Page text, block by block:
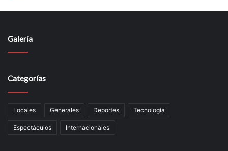
Galería
Categorías
Locales Generales Deportes Tecnología
Espectáculos Internacionales